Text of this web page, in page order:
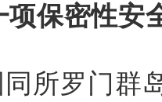
项保密性安
所罗门群